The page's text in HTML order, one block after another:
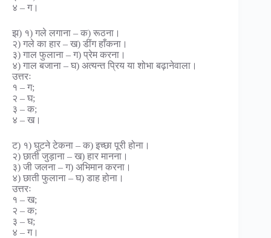
४ – ग।
झ) १) गले लगाना – क) रूठना।
२) गले का हार – ख) डींग हाँकना।
३) गाल फुलाना – ग) प्रेम करना।
४) गाल बजाना – घ) अत्यन्त प्रिय या शोभा बढ़ानेवाला।
उत्तरः
१ – ग;
२ – घ;
३ – क;
४ – ख।
ट) १) घुटने टेकना – क) इच्छा पूरी होना।
२) छाती जुड़ाना – ख) हार मानना।
३) जी जलना – ग) अभिमान करना।
४) छाती फुलाना – घ) डाह होना।
उत्तरः
१ – ख;
२ – क;
३ – घ;
४ – ग।